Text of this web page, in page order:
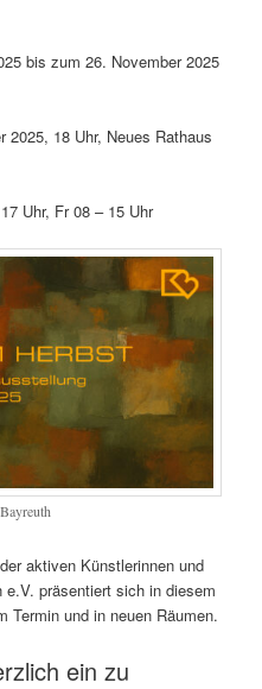
bis zum 26. November 2025
2025, 18 Uhr, Neues Rathaus
Uhr, Fr 08 – 15 Uhr
der aktiven Künstlerinnen und
präsentiert sich in diesem
Termin und in neuen Räumen.
ein zu